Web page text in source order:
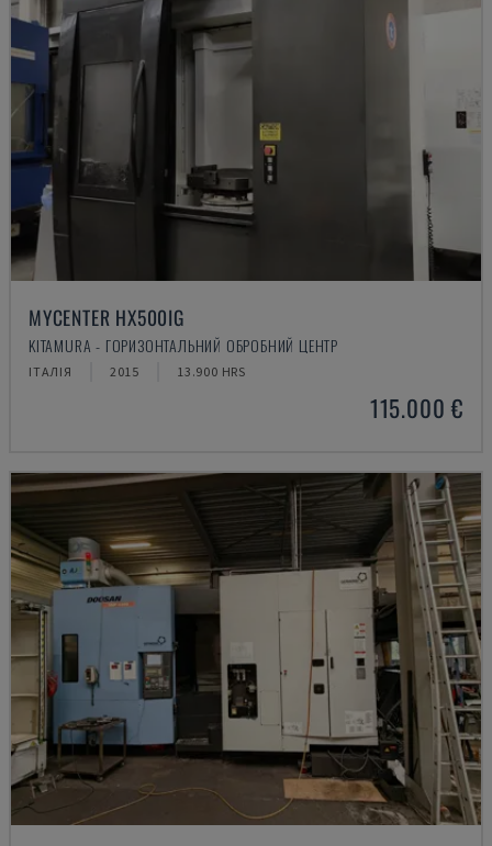
MYCENTER HX500IG
KITAMURA - ГОРИЗОНТАЛЬНИЙ ОБРОБНИЙ ЦЕНТР
ІТАЛІЯ 2015 13.900 HRS
115.000 €